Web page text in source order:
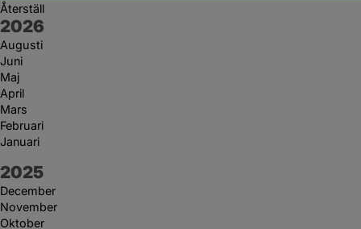
Återställ
År:
2026
Augusti
Juni
Maj
April
Mars
Februari
Januari
År:
2025
December
November
Oktober